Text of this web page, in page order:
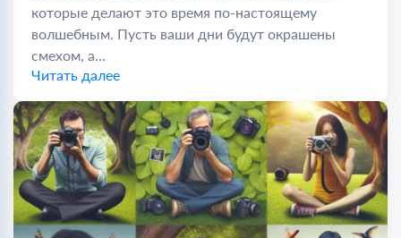
которые делают это время по-настоящему
волшебным. Пусть ваши дни будут окрашены
смехом, а...
Читать далее